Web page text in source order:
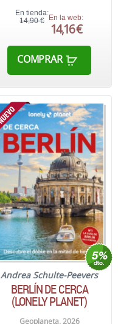
En tienda:
14,90 € En la web:
14,16 €
COMPRAR
Andrea Schulte-Peevers
BERLÍN DE CERCA
(LONELY PLANET)
Geoplaneta. 2026